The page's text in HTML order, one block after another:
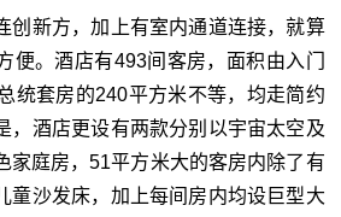
创新方，加上有室内通道连接，就算
便。酒店有493间客房，面积由入门
统套房的240平方米不等，均走简约
，酒店更设有两款分别以宇宙太空及
家庭房，51平方米大的客房内除了有
童沙发床，加上每间房内均设巨型大